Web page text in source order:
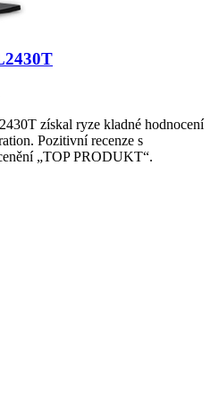
získal ryze kladné hodnocení
Pozitivní recenze s
„TOP PRODUKT“.